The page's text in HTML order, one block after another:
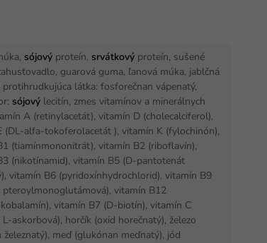
sójový proteín, srvátkový proteín, sušené
guarová guma, ľanová múka, jablčná
protihrudkujúca látka: fosforečnan vápenatý,
sójový lecitín, zmes vitamínov a minerálnych
A (retinylacetát), vitamín D (cholecalciferol),
(DL-alfa-tokoferolacetát ), vitamín K (fylochinón),
(tiamínmononitrát), vitamín B2 (riboflavín),
(nikotínamid), vitamín B5 (D-pantotenát
vitamín B6 (pyridoxínhydrochlorid), vitamín B9
pteroylmonoglutámová), vitamín B12
vitamín B7 (D-biotín), vitamín C
L-askorbová), horčík (oxid horečnatý), železo
železnatý), meď (glukónan meďnatý), jód